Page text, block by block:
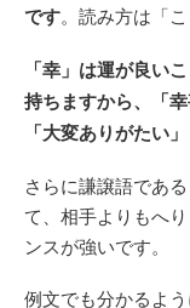
です。読み方は「
「幸」は運が良い
持ちますから、「
「大変ありがたい
さらに謙譲語であ
て、相手よりもへ
ンスが強いです。
例文でも分かるよ